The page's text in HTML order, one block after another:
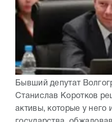
Бывший депутат
Станислав Коротков
активы, которые у него